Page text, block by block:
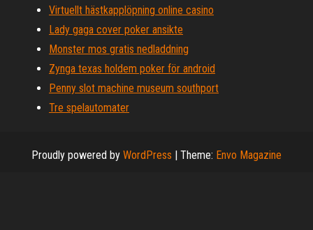
Virtuellt hästkapplöpning online casino
Lady gaga cover poker ansikte
Monster mos gratis nedladdning
Zynga texas holdem poker för android
Penny slot machine museum southport
Tre spelautomater
Proudly powered by WordPress | Theme: Envo Magazine